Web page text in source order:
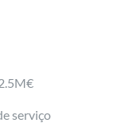
serviço